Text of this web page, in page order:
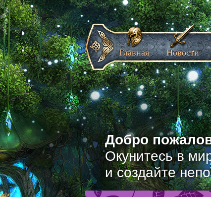
Добро
Окунитесь в
и создайте
Главная Новости